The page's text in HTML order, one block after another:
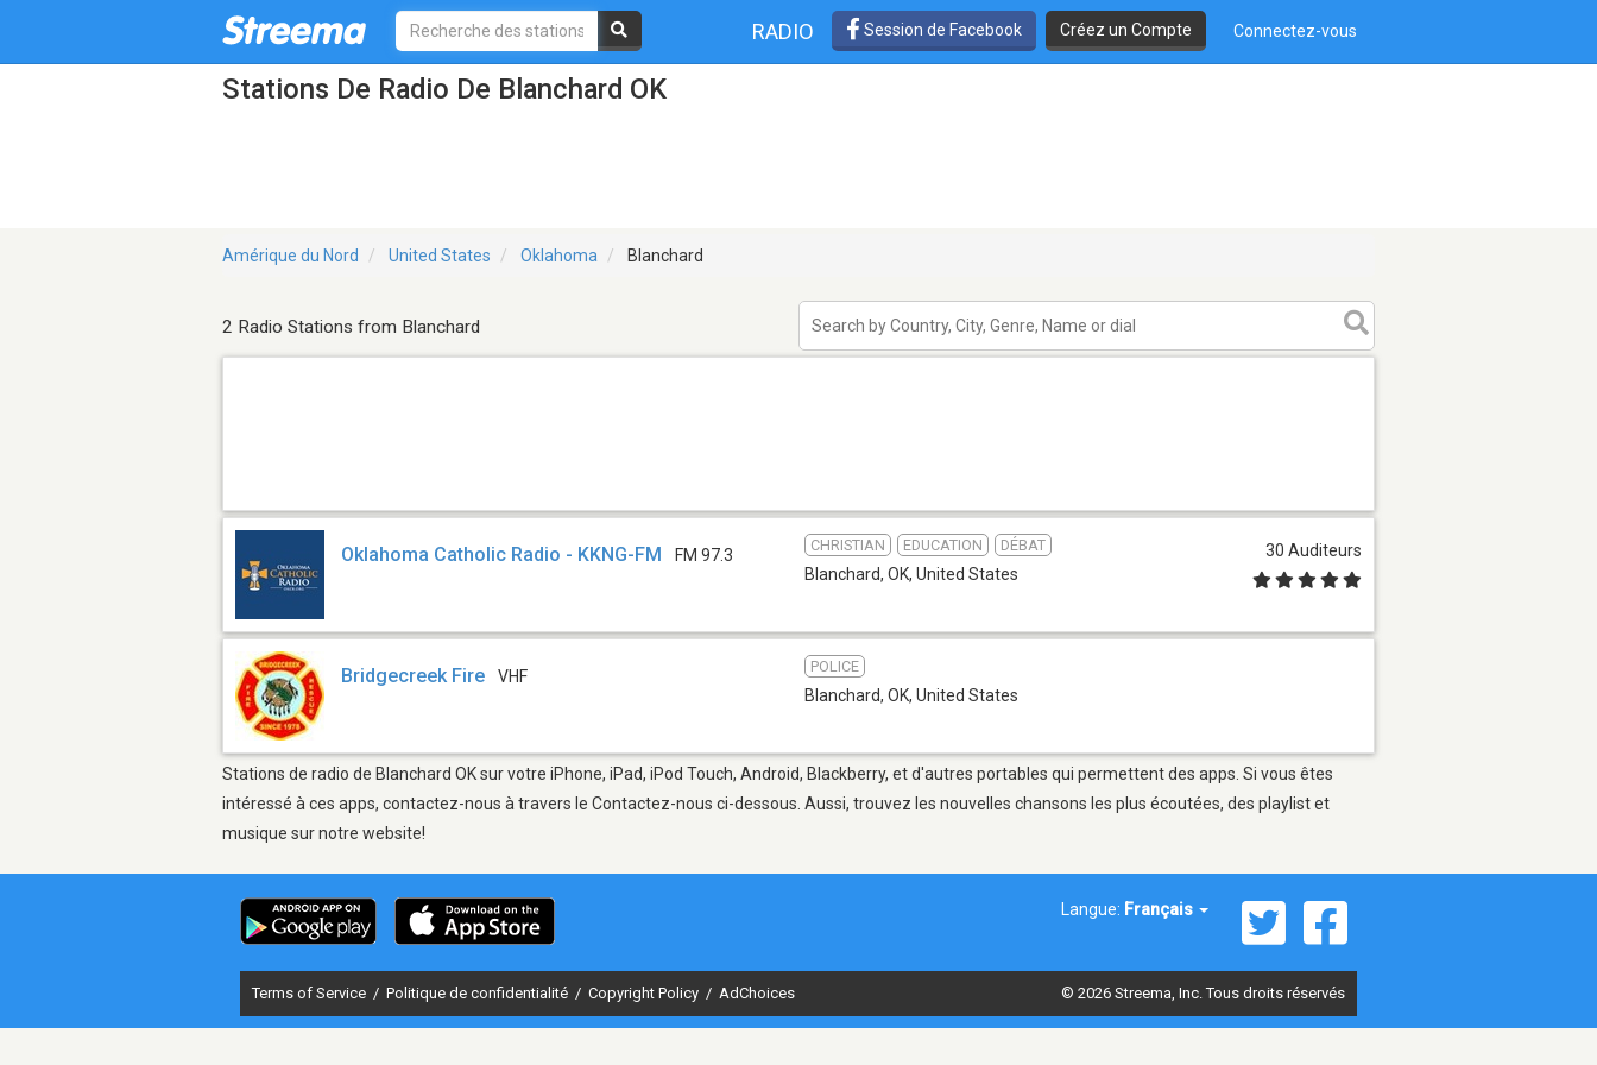
RADIO Session de Facebook Créez un Compte Connectez-vous
Stations De Radio De Blanchard OK
Amérique du Nord United States Oklahoma Blanchard
2 Radio Stations from Blanchard
Oklahoma Catholic Radio - KKNG-FM FM 97.3
CHRISTIAN EDUCATION DÉBAT
Blanchard, OK, United States
30 Auditeurs
Bridgecreek Fire VHF
POLICE
Blanchard, OK, United States
Stations de radio de Blanchard OK sur votre iPhone, iPad, iPod Touch, Android, Blackberry, et d'autres portables qui permettent des apps. Si vous êtes
intéressé à ces apps, contactez-nous à travers le Contactez-nous ci-dessous. Aussi, trouvez les nouvelles chansons les plus écoutées, des playlist et
musique sur notre website!
Langue: Français
Terms of Service / Politique de confidentialité / Copyright Policy / AdChoices © 2026 Streema, Inc. Tous droits réservés